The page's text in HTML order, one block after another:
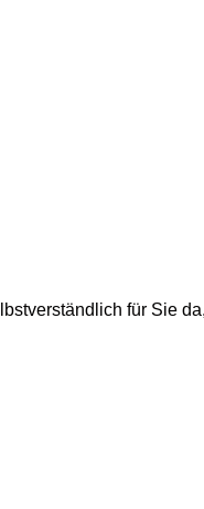
für Sie